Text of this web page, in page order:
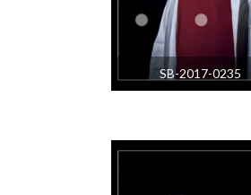
SB-2017-0235